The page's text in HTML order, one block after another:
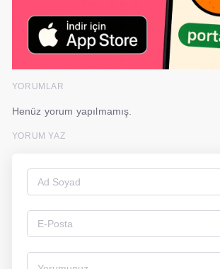
YORUMLAR
Henüz yorum yapılmamış.
YORUM YAZ